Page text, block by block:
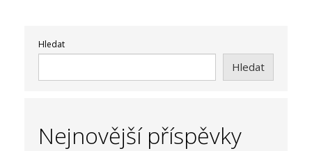
Hledat
Hledat
Nejnovější příspěvky